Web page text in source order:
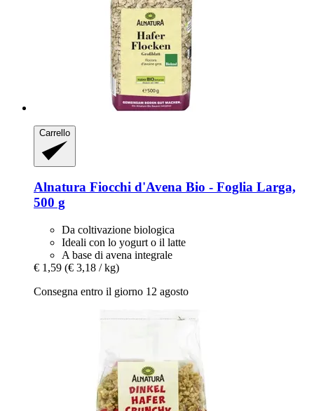
Carrello
Alnatura Fiocchi d'Avena Bio -​ Foglia Larga,
500 g
Da coltivazione biologica
Ideali con lo yogurt o il latte
A base di avena integrale
€ 1,59 (€ 3,18 / kg)
Consegna entro il giorno 12 agosto